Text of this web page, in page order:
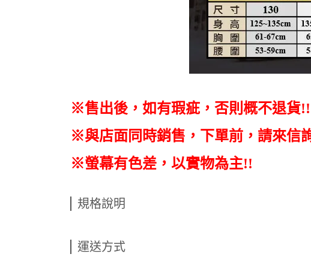
※售出後，如有瑕疵，否則概不退貨!!
※與店面同時銷售 ， 下單前 ， 請來信
※螢幕有色差，以實物為主!!
規格說明
運送方式